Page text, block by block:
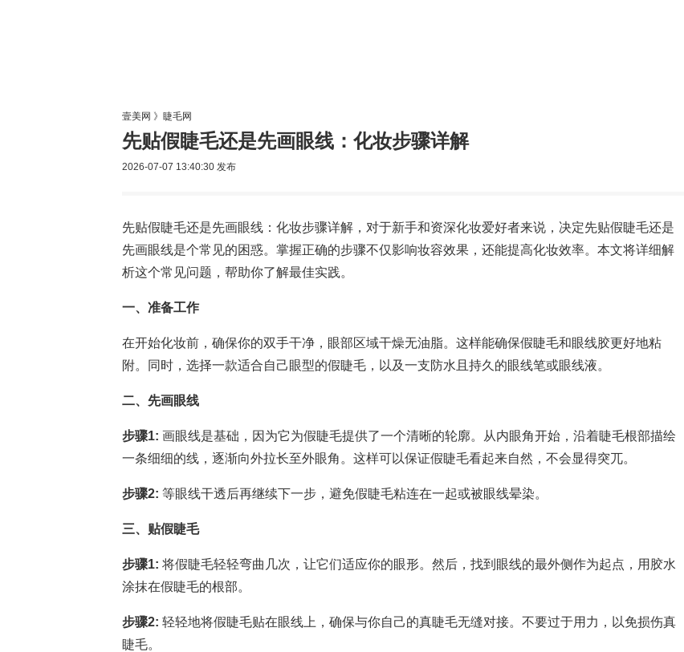
壹美网 》 睫毛网
先贴假睫毛还是先画眼线：化妆步骤详解
2026-07-07 13:40:30 发布
先贴假睫毛还是先画眼线：化妆步骤详解，对于新手和资深化妆爱好者来说，决定先贴假睫毛还是
先画眼线是个常见的困惑。掌握正确的步骤不仅影响妆容效果，还能提高化妆效率。本文将详细解
析这个常见问题，帮助你了解最佳实践。
一、准备工作
在开始化妆前，确保你的双手干净，眼部区域干燥无油脂。这样能确保假睫毛和眼线胶更好地粘
附。同时，选择一款适合自己眼型的假睫毛，以及一支防水且持久的眼线笔或眼线液。
二、先画眼线
步骤1: 画眼线是基础，因为它为假睫毛提供了一个清晰的轮廓。从内眼角开始，沿着睫毛根部描绘
一条细细的线，逐渐向外拉长至外眼角。这样可以保证假睫毛看起来自然，不会显得突兀。
步骤2: 等眼线干透后再继续下一步，避免假睫毛粘连在一起或被眼线晕染。
三、贴假睫毛
步骤1: 将假睫毛轻轻弯曲几次，让它们适应你的眼形。然后，找到眼线的最外侧作为起点，用胶水
涂抹在假睫毛的根部。
步骤2: 轻轻地将假睫毛贴在眼线上，确保与你自己的真睫毛无缝对接。不要过于用力，以免损伤真
睫毛。